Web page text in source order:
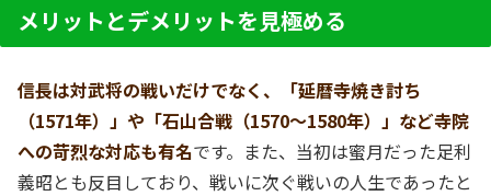
メリットとデメリットを見極める
信長は対武将の戦いだけでなく、「延暦寺焼き討ち
（1571年）」や「石山合戦（1570～1580年）」など寺院
への苛烈な対応も有名です。また、当初は蜜月だった足利
義昭とも反目しており、戦いに次ぐ戦いの人生であったと